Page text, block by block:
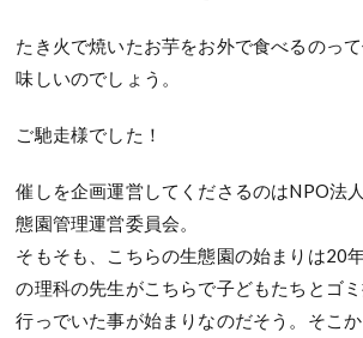
たき火で焼いたお芋をお外で食べるのっ
味しいのでしょう。
ご馳走様でした！
催しを企画運営してくださるのはNPO法
態園管理運営委員会。
そもそも、こちらの生態園の始まりは20
の理科の先生がこちらで子どもたちとゴ
行っでいた事が始まりなのだそう。そこ